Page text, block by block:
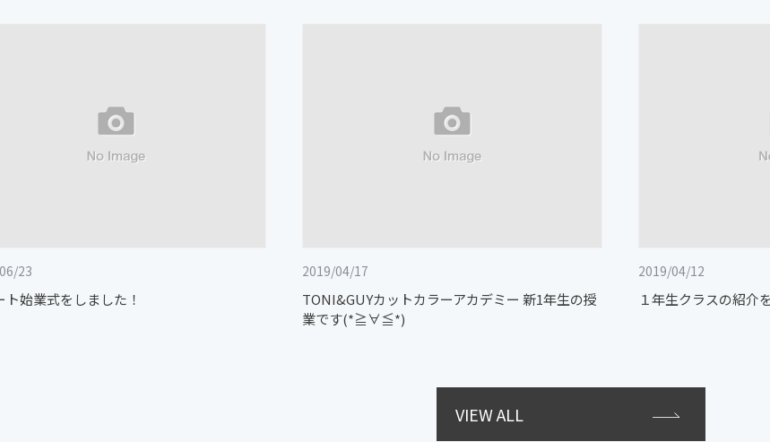
23
ト始業式をしました！
2019/04/17
TONI&GUYカットカラーアカデミー 新1年生の授
業です(*≧∀≦*)
2019/04/12
１年生クラスの紹介
VIEW ALL